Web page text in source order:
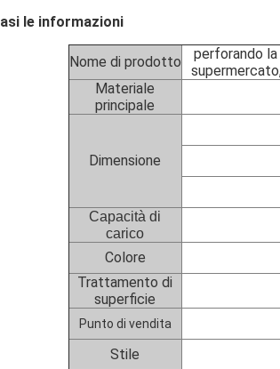
le informazioni
Nome di prodotto
perforando
Materiale
principale
Dimensione
Capacità di
carico
Colore
Trattamento di
superficie
Punto di vendita
Stile